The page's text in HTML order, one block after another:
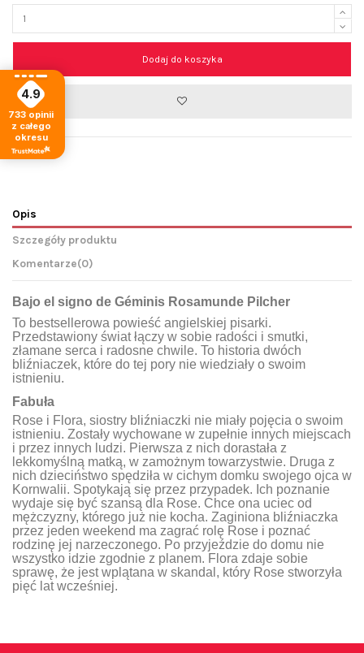
Dodaj do koszyka
Opis
Szczegóły produktu
Komentarze(0)
Bajo el signo de Géminis Rosamunde Pilcher
To bestsellerowa powieść angielskiej pisarki.
Przedstawiony świat łączy w sobie radości i smutki,
złamane serca i radosne chwile. To historia dwóch
bliźniaczek, które do tej pory nie wiedziały o swoim
istnieniu.
Fabuła
Rose i Flora, siostry bliźniaczki nie miały pojęcia o swoim
istnieniu. Zostały wychowane w zupełnie innych miejscach
i przez innych ludzi. Pierwsza z nich dorastała z
lekkomyślną matką, w zamożnym towarzystwie. Druga z
nich dzieciństwo spędziła w cichym domku swojego ojca w
Kornwalii. Spotykają się przez przypadek. Ich poznanie
wydaje się być szansą dla Rose. Chce ona uciec od
mężczyzny, którego już nie kocha. Zaginiona bliźniaczka
przez jeden weekend ma zagrać rolę Rose i poznać
rodzinę jej narzeczonego. Po przyjeździe do domu nie
wszystko idzie zgodnie z planem. Flora zdaje sobie
sprawę, że jest wplątana w skandal, który Rose stworzyła
pięć lat wcześniej.
4.9
733 opinii
z całego
okresu